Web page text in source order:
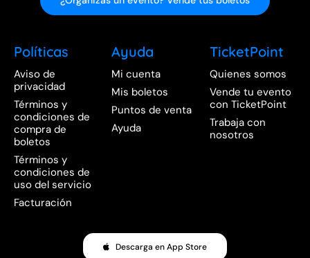
Políticas
Aviso de
privacidad
Términos y
condiciones de
compra de
boletos
Términos y
condiciones de
uso del servicio
Facturación
Ayuda
Mi cuenta
Mis boletos
Puntos de venta
Ayuda
TicketPoint
Quienes somos
Vende tu evento
con TicketPoint
Trabaja con
nosotros
Descarga en App Store